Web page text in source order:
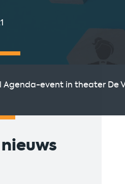
event in theater De